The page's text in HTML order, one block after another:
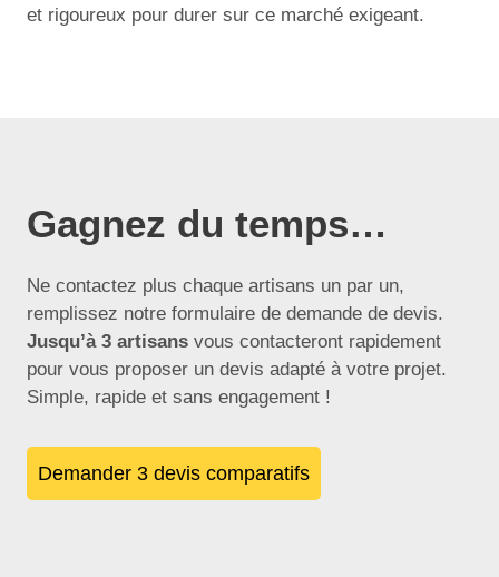
et rigoureux pour durer sur ce marché exigeant.
Gagnez du temps…
Ne contactez plus chaque artisans un par un,
remplissez notre formulaire de demande de devis.
Jusqu’à 3 artisans vous contacteront rapidement
pour vous proposer un devis adapté à votre projet.
Simple, rapide et sans engagement !
Demander 3 devis comparatifs